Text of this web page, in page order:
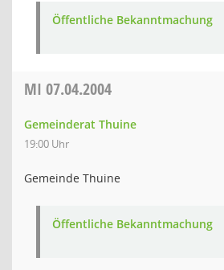
Öffentliche Bekanntmachung
MI 07.04.2004
Gemeinderat Thuine
19:00 Uhr
Gemeinde Thuine
Öffentliche Bekanntmachung